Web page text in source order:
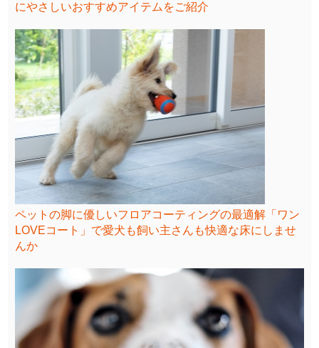
にやさしいおすすめアイテムをご紹介
ペットの脚に優しいフロアコーティングの最適解「ワン
LOVEコート」で愛犬も飼い主さんも快適な床にしませ
んか